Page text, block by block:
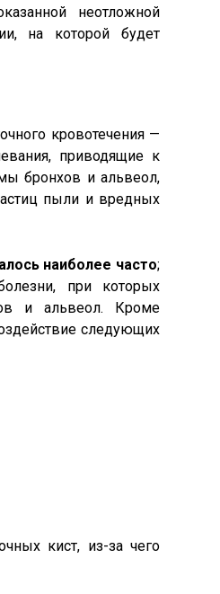
неотложной
на которой будет
кровотечения —
приводящие к
бронхов и альвеол,
пыли и вредных
наиболее часто;
при которых
и альвеол. Кроме
следующих
кист, из-за чего